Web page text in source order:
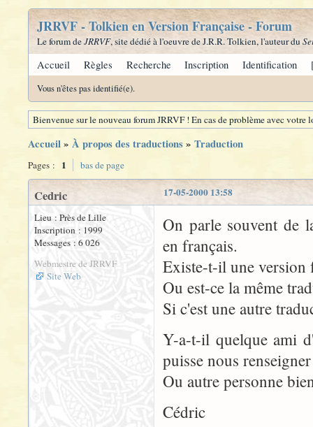
JRRVF - Tolkien en Version Française - Forum
Le forum deJRRVF, site dédié à l'oeuvre de J.R.R. Tolkien, l'auteur du
Accueil Règles Recherche Inscription Identification
Vous n'êtes pas identifié(e).
Bienvenue sur le nouveau forum JRRVF ! En cas de problème avec
Accueil» À propos des traductions» Traduction
Pages : 1 bas de page
17-05-2000 13:58
Cedric
Lieu : Près de Lille
Inscription : 1999
Messages : 6 026
Webmestre de JRRVF
Site Web
On parle souvent de
en français.
Existe-t-il une version
Ou est-ce la même
Si c'est une autre
Y-a-t-il quelque ami
puisse nous
Ou autre personne
Cédric